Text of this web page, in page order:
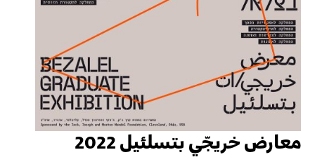
معارض خريجّي بتسلئيل 2022